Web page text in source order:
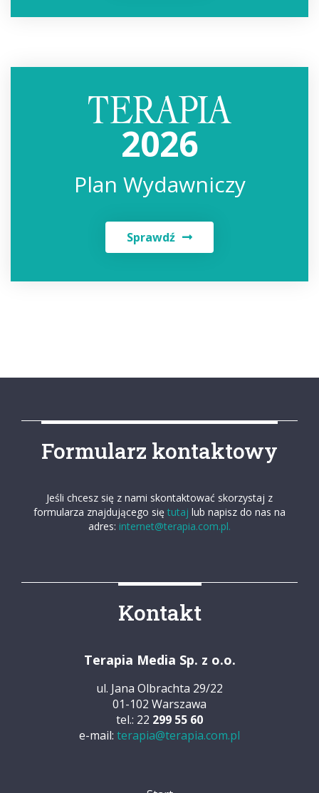
2026
Plan Wydawniczy
Sprawdź
Formularz kontaktowy
Jeśli chcesz się z nami skontaktować skorzystaj z
formularza znajdującego się tutaj lub napisz do nas na
adres: internet@terapia.com.pl.
Kontakt
Terapia Media Sp. z o.o.
ul. Jana Olbrachta 29/22
01-102 Warszawa
tel.: 22 299 55 60
e-mail: terapia@terapia.com.pl